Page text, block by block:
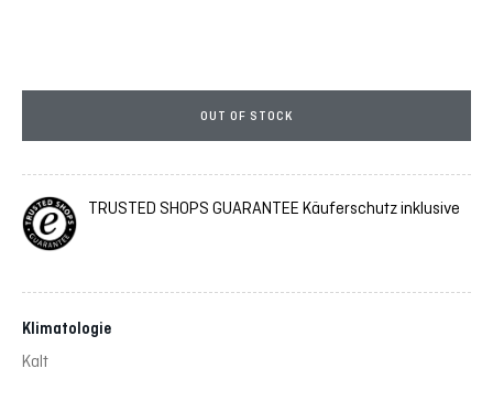
OUT OF STOCK
TRUSTED SHOPS GUARANTEE Käuferschutz inklusive
Klimatologie
Kalt